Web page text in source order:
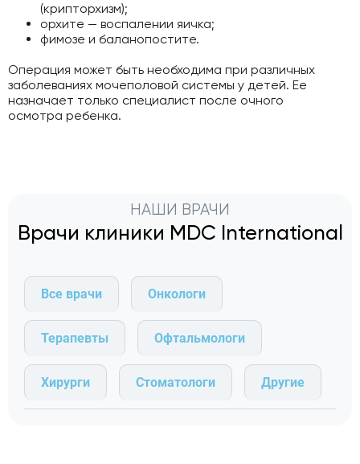
(крипторхизм);
орхите — воспалении яичка;
фимозе и баланопостите.
Операция может быть необходима при различных
заболеваниях мочеполовой системы у детей. Ее
назначает только специалист после очного
осмотра ребенка.
НАШИ ВРАЧИ
Врачи клиники MDC International
Все врачи Онкологи
Терапевты Офтальмологи
Хирурги Стоматологи Другие